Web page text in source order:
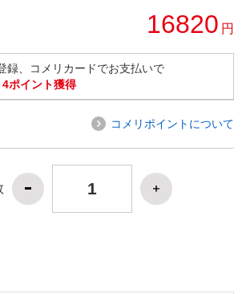
16820 円
録、コメリカードでお支払いで
4ポイント獲得
コメリポイントについて